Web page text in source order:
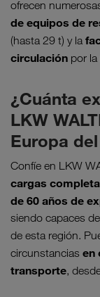
ofrecen
de equipos de
(hasta 29 t) y la
circulación por
¿Cuánta
LKW
Europa
Confíe en LKW
cargas
de 60 años de
siendo capaces
de esta región.
circunstancias en
transporte,